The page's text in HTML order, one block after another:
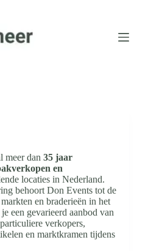
meer dan 35 jaar
en
locaties in Nederland.
behoort Don Events tot de
en braderieën in het
een gevarieerd aanbod van
verkopers,
en marktkramen tijdens